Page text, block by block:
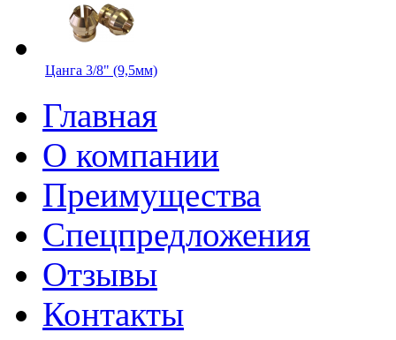
Цанга 3/8" (9,5мм)
Главная
О компании
Преимущества
Спецпредложения
Отзывы
Контакты